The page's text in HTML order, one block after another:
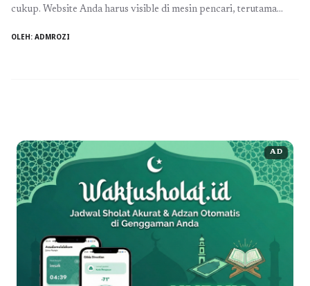
cukup. Website Anda harus visible di mesin pencari, terutama
konversi. Salah satu strategi penting dalam optimasi SEO (Search
OLEH: ADMROZI
AD